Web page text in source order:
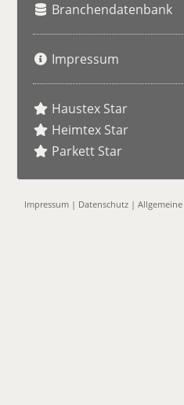
Branchendatenbank
Impressum
Haustex Star
Heimtex Star
Parkett Star
Impressum | Datenschutz |